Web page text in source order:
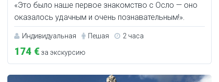
«Это было наше первое знакомство с Осло — оно
оказалось удачным и очень познавательным!».
Индивидуальная Пешая 2 часа
174 €за экскурсию